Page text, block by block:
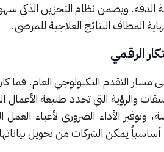
الدقة. ويضمن نظام التخزين الذكي
المطاف النتائج العلاجية للمرضى.
الرقمي
مسار التقدم التكنولوجي العام. فما
والرؤية التي تحدد طبيعة
وتوفير الأداء الضروري لأعباء
يمكن الشركات من تحويل